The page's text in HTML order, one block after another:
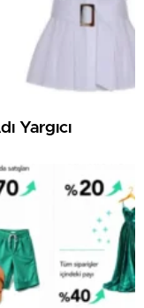
Yargıcı